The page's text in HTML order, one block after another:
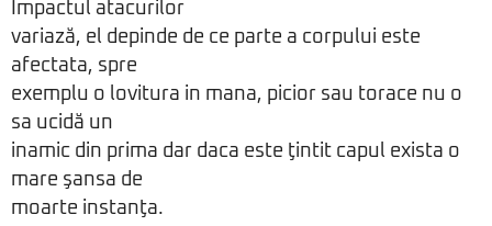
Impactul atacurilor
variază, el depinde de ce parte a corpului este
afectata, spre
exemplu o lovitura in mana, picior sau torace nu o
sa ucidă un
inamic din prima dar daca este ţintit capul exista o
mare şansa de
moarte instanţa.